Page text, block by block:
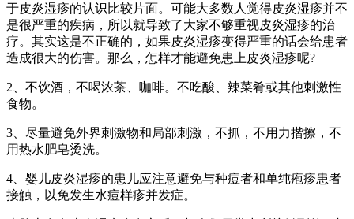
于皮炎湿疹的认识比较片面。可能大多数人觉得皮炎湿疹并不
是很严重的疾病，所以就导致了大家不够重视皮炎湿疹的治
疗。其实这是不正确的，如果皮炎湿疹变得严重的话会给患者
造成很大的伤害。那么，怎样才能避免患上皮炎湿疹呢?
2、不饮酒，不喝浓茶、咖啡。不吃酸、辣菜肴或其他刺激性
食物。
3、尽量避免外界刺激物和局部刺激，不抓，不用力揩擦，不
用热水肥皂烫洗。
4、婴儿皮炎湿疹的患儿应注意避免与种痘者和单纯疱疹患者
接触，以免发生水痘样疹并发症。